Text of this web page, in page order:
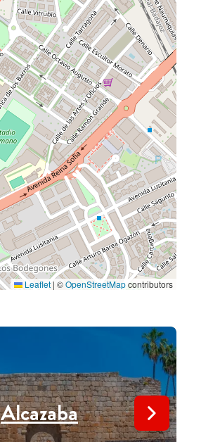
Leaflet | ©OpenStreetMapcontributors
Alcazaba